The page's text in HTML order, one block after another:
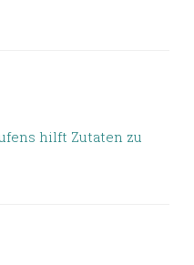
hilft Zutaten zu